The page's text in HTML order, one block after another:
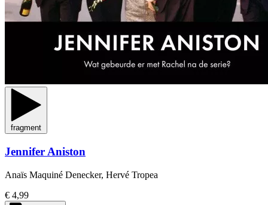
fragment
Jennifer Aniston
Anaïs Maquiné Denecker, Hervé Tropea
€ 4,99